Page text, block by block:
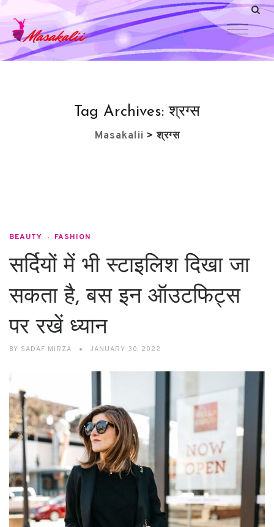
Tag Archives:श्रग्स
Masakalii >श्रग्स
BEAUTY FASHION
सर्दियों में भी स्टाइलिश दिखा जा
सकता है, बस इन ऑउटफिट्स
पर रखें ध्यान
BY SADAF MIRZA JANUARY 30, 2022